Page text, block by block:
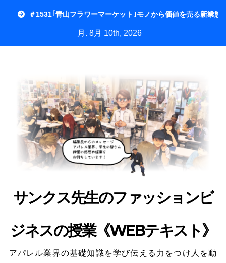
＃1531｢青山フラワーマーケット｣モノから価値を売る新業態
月. 8月 10th, 2026
サンクス先生のファッションビ
ジネスの授業《WEBテキスト》
アパレル業界の基礎知識を学び伝える力をつけ人を動